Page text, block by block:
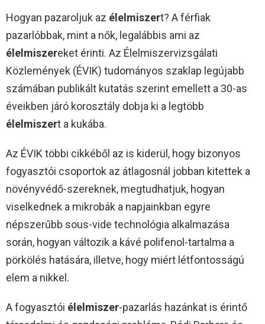
Hogyan pazaroljuk az élelmiszert? A férfiak
pazarlóbbak, mint a nők, legalábbis ami az
élelmiszereket érinti. Az Élelmiszervizsgálati
Közlemények (ÉVIK) tudományos szaklap legújabb
számában publikált kutatás szerint emellett a 30-as
éveikben járó korosztály dobja ki a legtöbb
élelmiszert a kukába.
Az ÉVIK többi cikkéből az is kiderül, hogy bizonyos
fogyasztói csoportok az átlagosnál jobban kitettek a
növényvédő-szereknek, megtudhatjuk, hogyan
viselkednek a mikrobák a napjainkban egyre
népszerűbb sous-vide technológia alkalmazása
során, hogyan változik a kávé polifenol-tartalma a
pörkölés hatására, illetve, hogy miért létfontosságú
elem a nikkel.
A fogyasztói élelmiszer-pazarlás hazánkat is érintő